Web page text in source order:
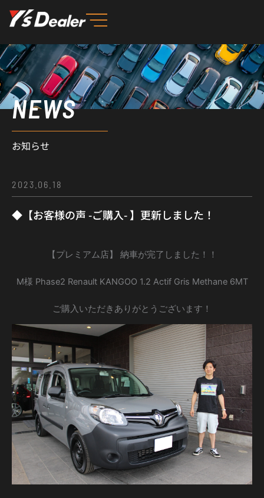
を
ス
キ
ッ
プ NEWS
お知らせ
2023.06.18
◆【お客様の声 -ご購入- 】更新しました！
【プレミアム店】 納車が完了しました！！
M様 Phase2 Renault KANGOO 1.2 Actif Gris Methane 6MT
ご購入いただきありがとうございます！